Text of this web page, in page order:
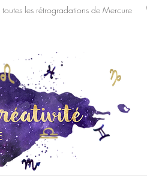
les rétrogradations de Mercure